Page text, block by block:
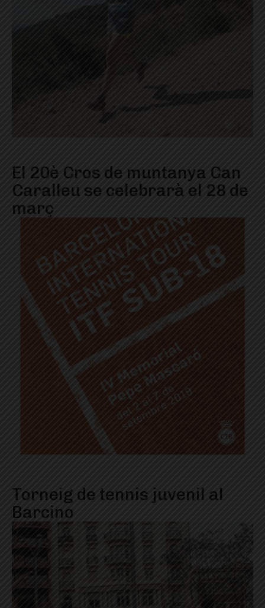
El 20è Cros de muntanya Can
Caralleu se celebrarà el 28 de
març
Torneig de tennis juvenil al
Barcino